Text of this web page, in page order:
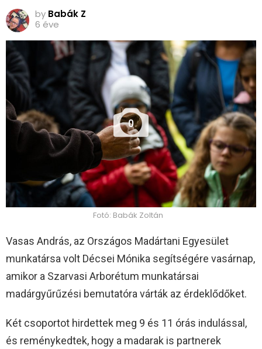
by Babák Z
6 éve
0
Fotó: Babák Zoltán
Vasas András, az Országos Madártani Egyesület
munkatársa volt Décsei Mónika segítségére vasárnap,
amikor a Szarvasi Arborétum munkatársai
madárgyűrűzési bemutatóra várták az érdeklődőket.
Két csoportot hirdettek meg 9 és 11 órás indulással,
és reménykedtek, hogy a madarak is partnerek